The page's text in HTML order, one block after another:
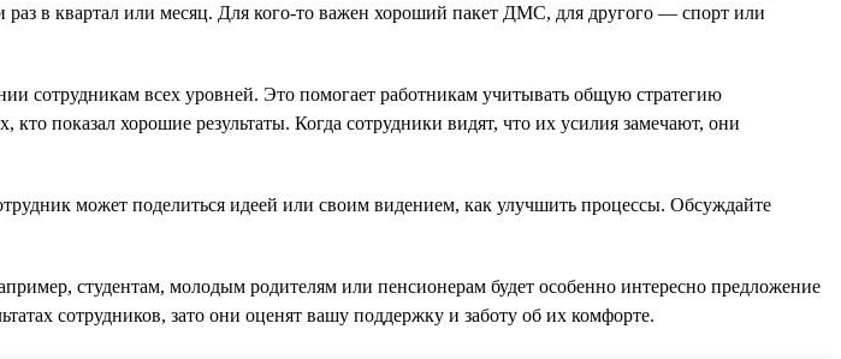
в квартал или месяц. Для кого-то важен хороший пакет ДМС, для другого — спорт или
сотрудникам всех уровней. Это помогает работникам учитывать общую стратегию
показал хорошие результаты. Когда сотрудники видят, что их усилия замечают, они
может поделиться идеей или своим видением, как улучшить процессы. Обсуждайте
студентам, молодым родителям или пенсионерам будет особенно интересно предложение
сотрудников, зато они оценят вашу поддержку и заботу об их комфорте.